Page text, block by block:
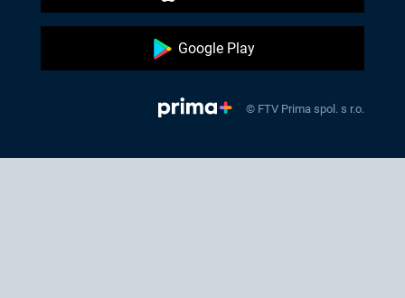
Google Play
© FTV Prima spol. s r.o.